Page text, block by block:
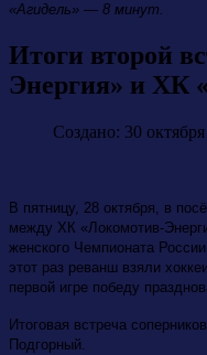
«Агидель» — 8 минут.
Итоги второй
Энергия» и ХК
Создано: 30 октября
В пятницу, 28 октября, в
между ХК «Локомотив-
женского Чемпионата
этот раз реванш взяли
первой игре победу
Итоговая встреча
Подгорный.